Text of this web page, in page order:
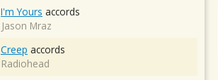
I'm Yours accords
Jason Mraz
Creep accords
Radiohead